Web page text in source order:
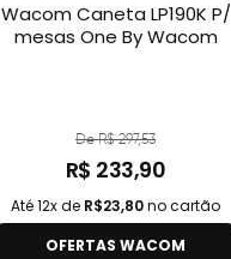
Wacom Caneta LP190K P/
mesas One By Wacom
De R$ 297,53
R$ 233,90
Até 12x de R$23,80no cartão
OFERTAS WACOM